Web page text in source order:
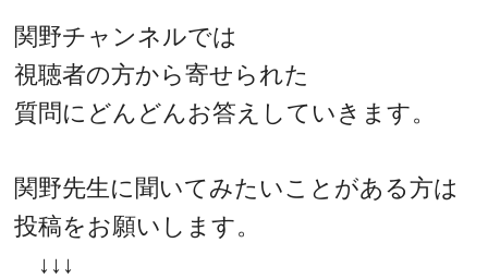
関野チャンネルでは
視聴者の方から寄せられた
質問にどんどんお答えしていきます。
関野先生に聞いてみたいことがある方は
投稿をお願いします。
↓↓↓